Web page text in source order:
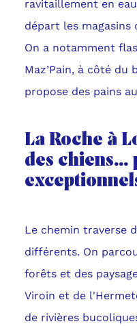
ravitaillement en
départ les magasins
On a notamment
Maz’Pain, à côté du
propose des pains
La Roche à
des chiens…
Le chemin traverse
différents. On
forêts et des
Viroin et de
de rivières